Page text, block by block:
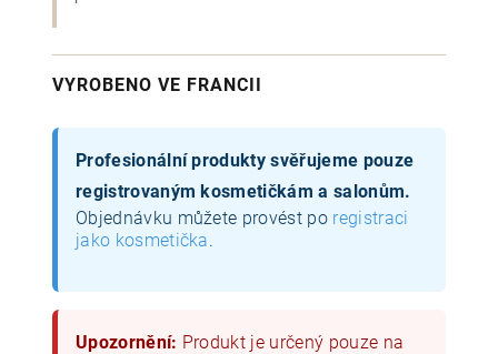
VYROBENO VE FRANCII
Profesionální produkty svěřujeme pouze
registrovaným kosmetičkám a salonům.
Objednávku můžete provést po registraci
jako kosmetička.
Upozornění: Produkt je určený pouze na